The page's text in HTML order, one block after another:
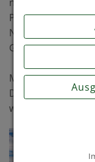
Planungsphase
Nachbarschaft
Gespräch zu
Mit dem
Dialog mit den
während der